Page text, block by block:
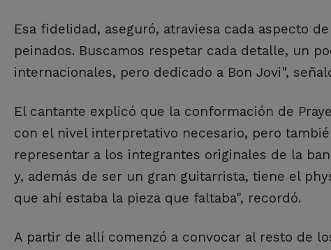
Esa fidelidad, aseguró, atraviesa cada aspecto
peinados. Buscamos respetar cada detalle, un
internacionales, pero dedicado a Bon Jovi",
El cantante explicó que la conformación de
con el nivel interpretativo necesario, pero
representar a los integrantes originales de la
y, además de ser un gran guitarrista, tiene el
que ahí estaba la pieza que faltaba", recordó.
A partir de allí comenzó a convocar al resto de